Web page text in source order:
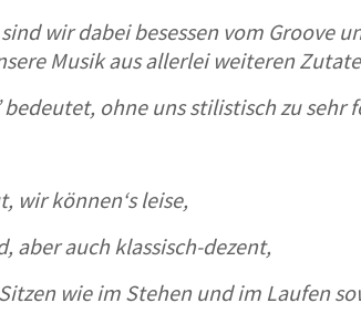
wir dabei besessen vom Groove
Musik aus allerlei weiteren
bedeutet, ohne uns stilistisch zu sehr
wir können‘s leise,
aber auch klassisch-dezent,
wie im Stehen und im Laufen